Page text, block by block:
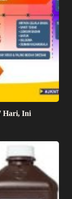
Hari, Ini